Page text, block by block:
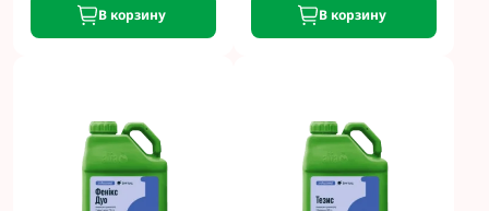
В корзину В корзину